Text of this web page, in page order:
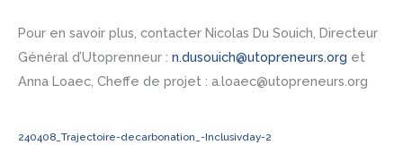
Pour en savoir plus, contacter Nicolas Du Souich, Directeur
Général d’Utoprenneur : n.dusouich@utopreneurs.org et
Anna Loaec, Cheffe de projet : a.loaec@utopreneurs.org
240408_Trajectoire-decarbonation_-Inclusivday-2